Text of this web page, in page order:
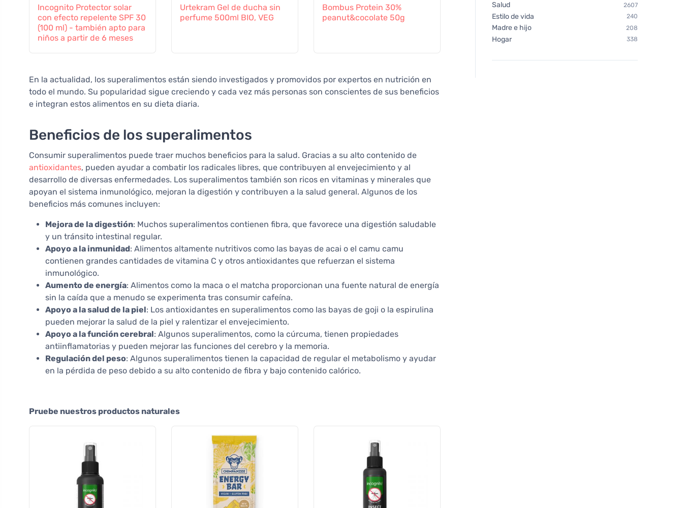
Incognito Protector solar
con efecto repelente SPF 30
(100 ml) - también apto para
niños a partir de 6 meses
Urtekram Gel de ducha sin
perfume 500ml BIO, VEG
Bombus Protein 30%
peanut&cocolate 50g
Bombus Fruit Energy
Strawberry 35g Gummies
En la actualidad, los superalimentos están siendo investigados y promovidos por expertos en nutrición en
todo el mundo. Su popularidad sigue creciendo y cada vez más personas son conscientes de sus beneficios
e integran estos alimentos en su dieta diaria.
Beneficios de los superalimentos
Consumir superalimentos puede traer muchos beneficios para la salud. Gracias a su alto contenido de
antioxidantes, pueden ayudar a combatir los radicales libres, que contribuyen al envejecimiento y al
desarrollo de diversas enfermedades. Los superalimentos también son ricos en vitaminas y minerales que
apoyan el sistema inmunológico, mejoran la digestión y contribuyen a la salud general. Algunos de los
beneficios más comunes incluyen:
Mejora de la digestión: Muchos superalimentos contienen fibra, que favorece una digestión saludable
y un tránsito intestinal regular.
Apoyo a la inmunidad: Alimentos altamente nutritivos como las bayas de acai o el camu camu
contienen grandes cantidades de vitamina C y otros antioxidantes que refuerzan el sistema
inmunológico.
Aumento de energía: Alimentos como la maca o el matcha proporcionan una fuente natural de energía
sin la caída que a menudo se experimenta tras consumir cafeína.
Apoyo a la salud de la piel: Los antioxidantes en superalimentos como las bayas de goji o la espirulina
pueden mejorar la salud de la piel y ralentizar el envejecimiento.
Apoyo a la función cerebral: Algunos superalimentos, como la cúrcuma, tienen propiedades
antiinflamatorias y pueden mejorar las funciones del cerebro y la memoria.
Regulación del peso: Algunos superalimentos tienen la capacidad de regular el metabolismo y ayudar
en la pérdida de peso debido a su alto contenido de fibra y bajo contenido calórico.
Pruebe nuestros productos naturales
Salud 2607
Estilo de vida 240
Madre e hijo 208
Hogar 338